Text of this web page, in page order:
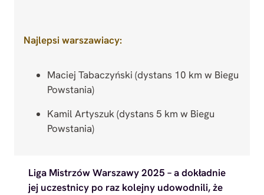
Najlepsi warszawiacy:
Maciej Tabaczyński (dystans 10 km w Biegu
Powstania)
Kamil Artyszuk (dystans 5 km w Biegu
Powstania)
Liga Mistrzów Warszawy 2025 – a dokładnie
jej uczestnicy po raz kolejny udowodnili, że